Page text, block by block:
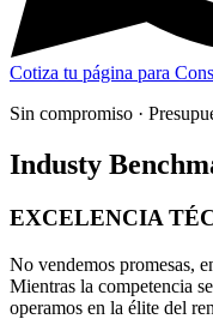
Cotiza tu página para
Sin compromiso ·
Industy
EXCELENCIA
No vendemos promesas,
Mientras la competencia
operamos en la élite del